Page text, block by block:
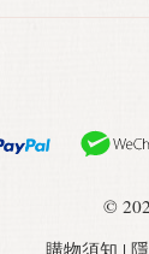
©
購物須知 |